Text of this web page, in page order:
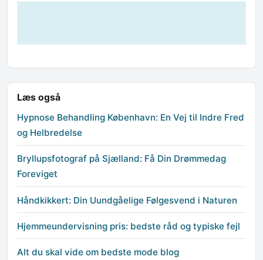
Læs også
Hypnose Behandling København: En Vej til Indre Fred
og Helbredelse
Bryllupsfotograf på Sjælland: Få Din Drømmedag
Foreviget
Håndkikkert: Din Uundgåelige Følgesvend i Naturen
Hjemmeundervisning pris: bedste råd og typiske fejl
Alt du skal vide om bedste mode blog